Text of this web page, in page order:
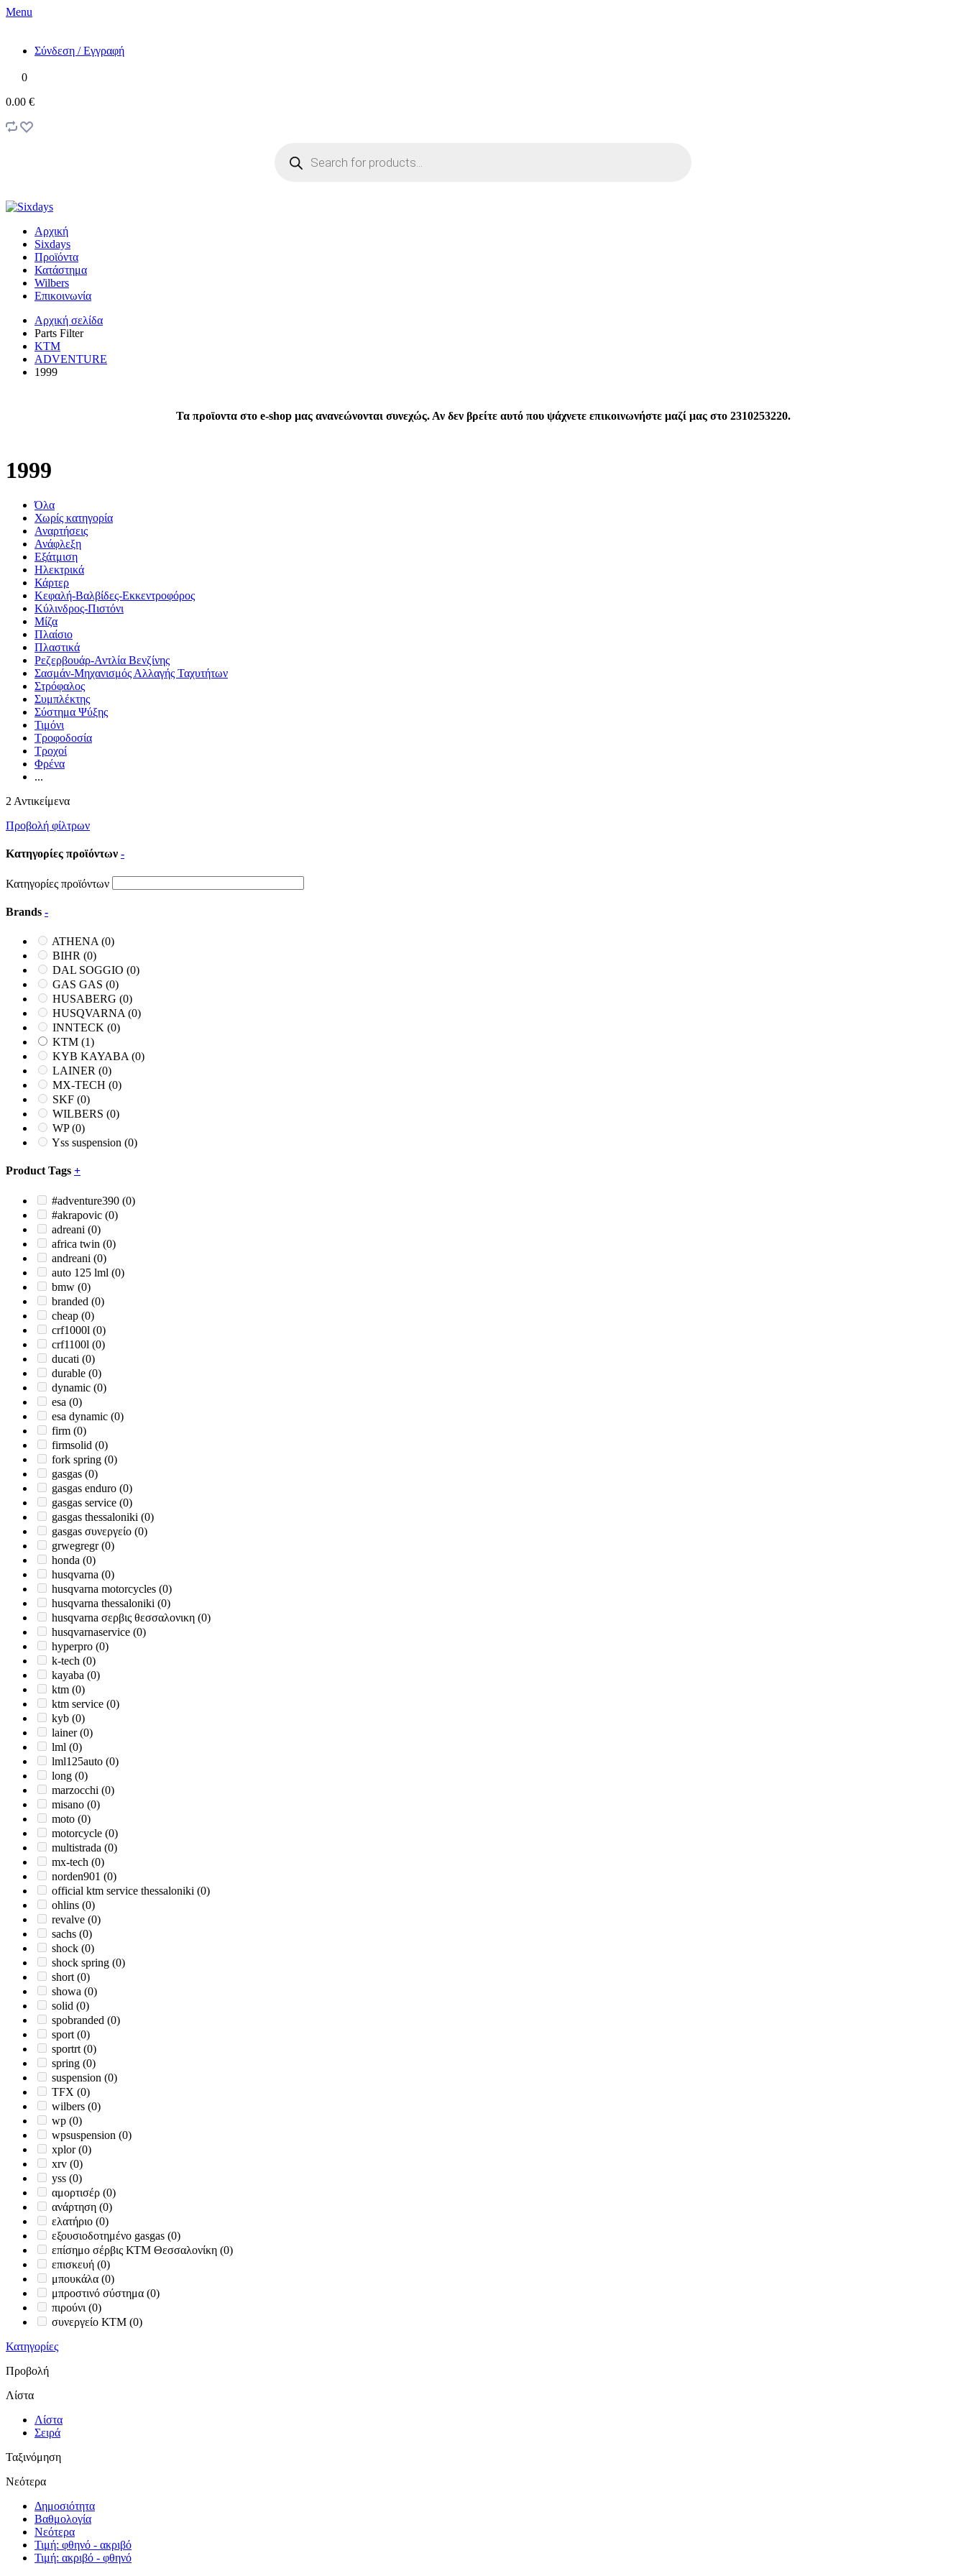
Menu
Σύνδεση / Εγγραφή
0
0.00 €
search
Αρχική
Sixdays
Προϊόντα
Κατάστημα
Wilbers
Επικοινωνία
Αρχική σελίδα
Parts Filter
KTM
ADVENTURE
1999
Τα προϊοντα στο e-shop μας ανανεώνονται συνεχώς. Αν δεν βρείτε αυτό που ψάχνετε επικοινωνήστε μαζί μας στο 2310253220.
1999
Όλα
Χωρίς κατηγορία
Αναρτήσεις
Ανάφλεξη
Εξάτμιση
Ηλεκτρικά
Κάρτερ
Κεφαλή-Βαλβίδες-Εκκεντροφόρος
Κύλινδρος-Πιστόνι
Μίζα
Πλαίσιο
Πλαστικά
Ρεζερβουάρ-Αντλία Βενζίνης
Σασμάν-Μηχανισμός Αλλαγής Ταχυτήτων
Στρόφαλος
Συμπλέκτης
Σύστημα Ψύξης
Τιμόνι
Τροφοδοσία
Τροχοί
Φρένα
...
2 Αντικείμενα
Προβολή φίλτρων
Κατηγορίες προϊόντων -
Κατηγορίες προϊόντων
Brands -
ATHENA (0)
BIHR (0)
DAL SOGGIO (0)
GAS GAS (0)
HUSABERG (0)
HUSQVARNA (0)
INNTECK (0)
KTM (1)
KYB KAYABA (0)
LAINER (0)
MX-TECH (0)
SKF (0)
WILBERS (0)
WP(0)
Yss suspension (0)
Product Tags +
#adventure390 (0)
#akrapovic (0)
adreani (0)
africa twin (0)
andreani (0)
auto 125 lml (0)
bmw (0)
branded (0)
cheap (0)
crf1000l (0)
crf1100l (0)
ducati (0)
durable (0)
dynamic (0)
esa (0)
esa dynamic (0)
firm (0)
firmsolid (0)
fork spring (0)
gasgas (0)
gasgas enduro (0)
gasgas service (0)
gasgas thessaloniki (0)
gasgas συνεργείο (0)
grwegregr(0)
honda (0)
husqvarna (0)
husqvarna motorcycles (0)
husqvarna thessaloniki (0)
husqvarna σερβις θεσσαλονικη (0)
husqvarnaservice (0)
hyperpro (0)
k-tech (0)
kayaba (0)
ktm (0)
ktm service (0)
kyb (0)
lainer(0)
lml (0)
lml125auto (0)
long (0)
marzocchi (0)
misano (0)
moto (0)
motorcycle (0)
multistrada (0)
mx-tech (0)
norden901 (0)
official ktm service thessaloniki (0)
ohlins (0)
revalve (0)
sachs (0)
shock (0)
shock spring (0)
short (0)
showa (0)
solid (0)
spobranded (0)
sport (0)
sportrt (0)
spring (0)
suspension (0)
TFX (0)
wilbers (0)
wp (0)
wpsuspension (0)
xplor(0)
xrv (0)
yss (0)
αμορτισέρ (0)
ανάρτηση (0)
ελατήριο (0)
εξουσιοδοτημένο gasgas (0)
επίσημο σέρβις ΚΤΜ Θεσσαλονίκη (0)
επισκευή (0)
μπουκάλα (0)
μπροστινό σύστημα (0)
πιρούνι (0)
συνεργείο ΚΤΜ (0)
Κατηγορίες
Προβολή
Λίστα
Λίστα
Σειρά
Ταξινόμηση
Νεότερα
Δημοσιότητα
Βαθμολογία
Νεότερα
Τιμή: φθηνό - ακριβό
Τιμή: ακριβό - φθηνό